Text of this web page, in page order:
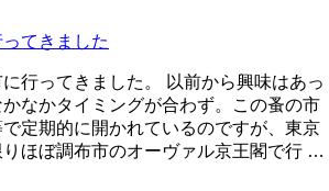
てきました
行ってきました。 以前から興味はあっ
なかタイミングが合わず。この蚤の市
定期的に開かれているのですが、東京
ほぼ調布市のオーヴァル京王閣で行 …